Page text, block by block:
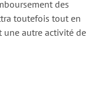
des
toutefois tout en
autre activité de